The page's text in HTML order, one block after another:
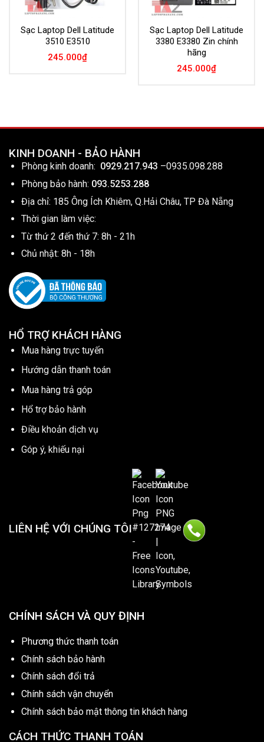
Sạc Laptop Dell Latitude
3510 E3510
245.000₫
Sạc Laptop Dell Latitude
3380 E3380 Zin chính
hãng
245.000₫
KINH DOANH - BẢO HÀNH
Phòng kinh doanh: 0929.217.943 –0935.098.288
Phòng bảo hành: 093.5253.288
Địa chỉ: 185 Ông Ích Khiêm, Q.Hải Châu, TP Đà Nẵng
Thời gian làm việc:
Từ thứ 2 đến thứ 7: 8h - 21h
Chủ nhật: 8h - 18h
HỔ TRỢ KHÁCH HÀNG
Mua hàng trực tuyến
Hướng dẫn thanh toán
Mua hàng trả góp
Hổ trợ bảo hành
Điều khoản dịch vụ
Góp ý, khiếu nại
LIÊN HỆ VỚI CHÚNG TÔI
CHÍNH SÁCH VÀ QUY ĐỊNH
Phương thức thanh toán
Chính sách bảo hành
Chính sách đổi trả
Chính sách vận chuyển
Chính sách bảo mật thông tin khách hàng
CÁCH THỨC THANH TOÁN